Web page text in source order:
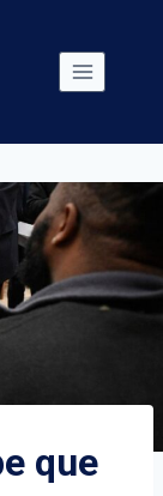
que